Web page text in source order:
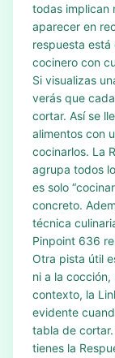
todas implican
aparecer en
respuesta está
cocinero con
Si visualizas
verás que
cortar. Así se
alimentos con
cocinarlos. La
agrupa todos
es solo
concreto.
técnica
Pinpoint 636
Otra pista útil
ni a la
contexto, la
evidente
tabla de
tienes la